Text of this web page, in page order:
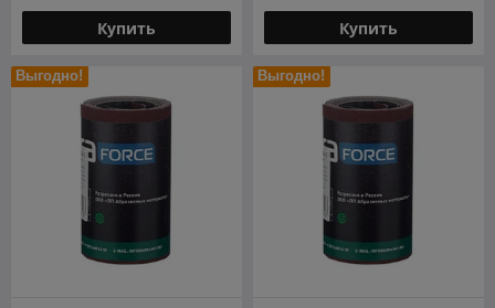
Купить Купить
Выгодно! Выгодно!